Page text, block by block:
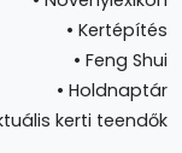
• Kertépítés
• Feng Shui
• Holdnaptár
kerti teendők